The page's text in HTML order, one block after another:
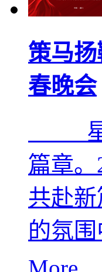
策马扬
春晚会
星光
篇章
共赴
的氛